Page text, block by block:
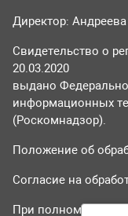
Директор:
Свидетельство о
20.03.2020
выдано
информационных
(Роскомнадзор).
Положение об
Согласие на
При полном или